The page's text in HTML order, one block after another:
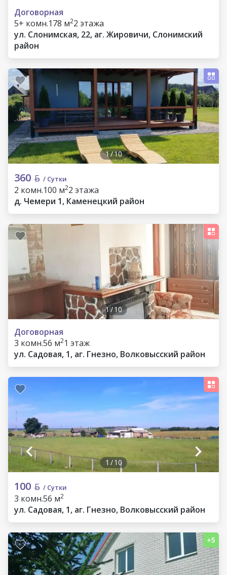
Договорная
5+ комн.178 м22 этажа
ул. Слонимская, 22, аг. Жировичи, Слонимский
район
1/10
360 / Сутки
2 комн.100 м22 этажа
д. Чемери 1, Каменецкий район
1/10
Договорная
3 комн.56 м21 этаж
ул. Садовая, 1, аг. Гнезно, Волковысский район
1 /10
100 / Сутки
3 комн.56 м2
ул. Садовая, 1, аг. Гнезно, Волковысский район